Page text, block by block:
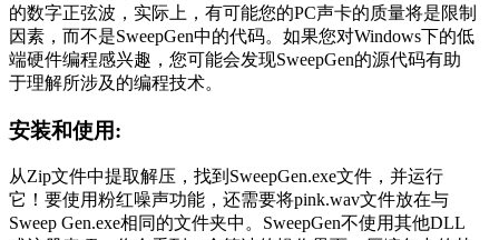
的数字正弦波，实际上，有可能您的PC声卡的质量将是限制
因素，而不是SweepGen中的代码。如果您对Windows下的低
端硬件编程感兴趣，您可能会发现SweepGen的源代码有助
于理解所涉及的编程技术。
安装和使用:
从Zip文件中提取解压，找到SweepGen.exe文件，并运行
它！要使用粉红噪声功能，还需要将pink.wav文件放在与
Sweep Gen.exe相同的文件夹中。SweepGen不使用其他DLL